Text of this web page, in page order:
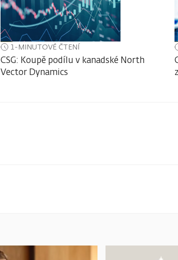
1-MINUTOVÉ ČTENÍ
CSG: Koupě podílu v kanadské North
Vector Dynamics